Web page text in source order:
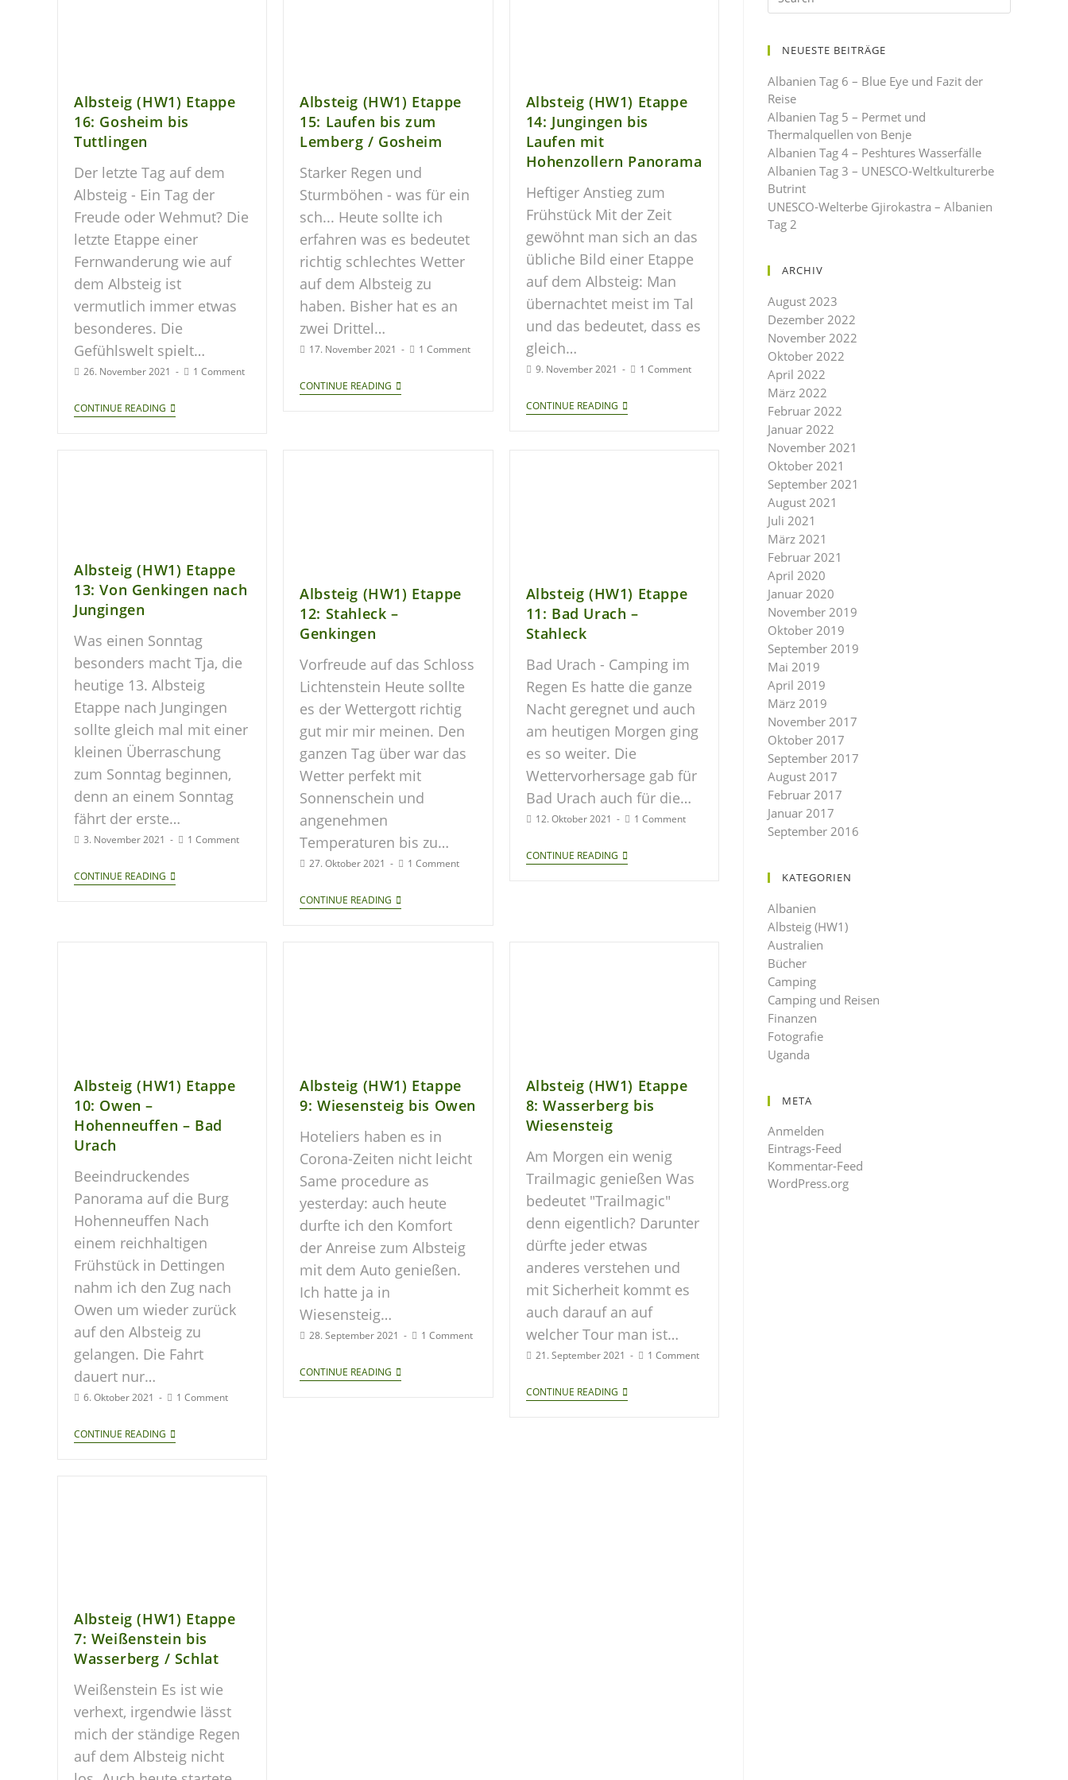
Albsteig (HW1) Etappe
16: Gosheim bis
Tuttlingen
Der letzte Tag auf dem
Albsteig - Ein Tag der
Freude oder Wehmut? Die
letzte Etappe einer
Fernwanderung wie auf
dem Albsteig ist
vermutlich immer etwas
besonderes. Die
Gefühlswelt spielt…
26. November 2021 1 Comment
CONTINUE READING
Albsteig (HW1) Etappe
15: Laufen bis zum
Lemberg / Gosheim
Starker Regen und
Sturmböhen - was für ein
sch... Heute sollte ich
erfahren was es bedeutet
richtig schlechtes Wetter
auf dem Albsteig zu
haben. Bisher hat es an
zwei Drittel…
17. November 2021 1 Comment
CONTINUE READING
Albsteig (HW1) Etappe
14: Jungingen bis
Laufen mit
Hohenzollern Panorama
Heftiger Anstieg zum
Frühstück Mit der Zeit
gewöhnt man sich an das
übliche Bild einer Etappe
auf dem Albsteig: Man
übernachtet meist im Tal
und das bedeutet, dass es
gleich…
9. November 2021 1 Comment
CONTINUE READING
Albsteig (HW1) Etappe
13: Von Genkingen nach
Jungingen
Was einen Sonntag
besonders macht Tja, die
heutige 13. Albsteig
Etappe nach Jungingen
sollte gleich mal mit einer
kleinen Überraschung
zum Sonntag beginnen,
denn an einem Sonntag
fährt der erste…
3. November 2021 1 Comment
CONTINUE READING
Albsteig (HW1) Etappe
12: Stahleck –
Genkingen
Vorfreude auf das Schloss
Lichtenstein Heute sollte
es der Wettergott richtig
gut mir mir meinen. Den
ganzen Tag über war das
Wetter perfekt mit
Sonnenschein und
angenehmen
Temperaturen bis zu…
27. Oktober 2021 1 Comment
CONTINUE READING
Albsteig (HW1) Etappe
11: Bad Urach –
Stahleck
Bad Urach - Camping im
Regen Es hatte die ganze
Nacht geregnet und auch
am heutigen Morgen ging
es so weiter. Die
Wettervorhersage gab für
Bad Urach auch für die…
12. Oktober 2021 1 Comment
CONTINUE READING
Albsteig (HW1) Etappe
10: Owen –
Hohenneuffen – Bad
Urach
Beeindruckendes
Panorama auf die Burg
Hohenneuffen Nach
einem reichhaltigen
Frühstück in Dettingen
nahm ich den Zug nach
Owen um wieder zurück
auf den Albsteig zu
gelangen. Die Fahrt
dauert nur…
6. Oktober 2021 1 Comment
CONTINUE READING
Albsteig (HW1) Etappe
9: Wiesensteig bis Owen
Hoteliers haben es in
Corona-Zeiten nicht leicht
Same procedure as
yesterday: auch heute
durfte ich den Komfort
der Anreise zum Albsteig
mit dem Auto genießen.
Ich hatte ja in
Wiesensteig…
28. September 2021 1 Comment
CONTINUE READING
Albsteig (HW1) Etappe
8: Wasserberg bis
Wiesensteig
Am Morgen ein wenig
Trailmagic genießen Was
bedeutet "Trailmagic"
denn eigentlich? Darunter
dürfte jeder etwas
anderes verstehen und
mit Sicherheit kommt es
auch darauf an auf
welcher Tour man ist…
21. September 2021 1 Comment
CONTINUE READING
Albsteig (HW1) Etappe
7: Weißenstein bis
Wasserberg / Schlat
Weißenstein Es ist wie
verhext, irgendwie lässt
mich der ständige Regen
auf dem Albsteig nicht
NEUESTE BEITRÄGE
Albanien Tag 6 – Blue Eye und Fazit der
Reise
Albanien Tag 5 – Permet und
Thermalquellen von Benje
Albanien Tag 4 – Peshtures Wasserfälle
Albanien Tag 3 – UNESCO-Weltkulturerbe
Butrint
UNESCO-Welterbe Gjirokastra – Albanien
Tag 2
ARCHIV
August 2023
Dezember 2022
November 2022
Oktober 2022
April 2022
März 2022
Februar 2022
Januar 2022
November 2021
Oktober 2021
September 2021
August 2021
Juli 2021
März 2021
Februar 2021
April 2020
Januar 2020
November 2019
Oktober 2019
September 2019
Mai 2019
April 2019
März 2019
November 2017
Oktober 2017
September 2017
August 2017
Februar 2017
Januar 2017
September 2016
KATEGORIEN
Albanien
Albsteig (HW1)
Australien
Bücher
Camping
Camping und Reisen
Finanzen
Fotografie
Uganda
META
Anmelden
Eintrags-Feed
Kommentar-Feed
WordPress.org